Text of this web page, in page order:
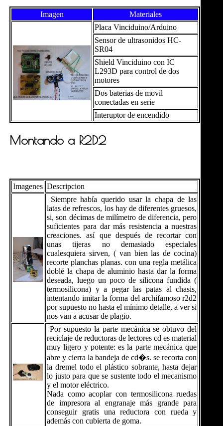
Imagen
Materiales
Placa Vinciduino/Arduino
Sensor de ultrasonidos HC-
SR04
Shield Vinciduino con IC
L293D para control de dos
motores
Dos baterias de movil
conectadas en serie
Interuptor de encendido
Montando a R2D2
Imagenes Descripcion
Siempre había querido usar la chapa de las
latas de refrescos, los hay de diferentes gruesos,
si, son décimas de milímetro de diferencia, pero
suficientes para dar más resistencia a nuestras
creaciones. así que después de recortar con
unas tijeras no demasiado especiales
cualesquiera sirven, ( van bien las de cocina)
recorte planchas planas. con una regla metálica
doblé la chapa de aluminio hasta dar la forma
deseada, luego un poco de silicona fundida (
termosilicona) y a pegar las patas al chasis,
intentando imitar la forma del archifamoso r2d2
por supuesto no hasta el mínimo detalle, a ver si
nos van a acusar de plagio.
Por supuesto la parte mecánica se obtuvo del
reciclaje de reductoras de lectores cd es material
muy ligero y potente: es la parte mecánica que
abre y cierra la bandeja de cd�s. se recorta con
la dremel todo el plástico sobrante, hasta dejar
lo justo para que se sustente todo el mecanismo
y el motor eléctrico.
Nada como acoplar con termosilicona ruedas
de impresora al engranaje más grande para
conseguir gratis una reductora con rueda y
además con cubierta de goma.